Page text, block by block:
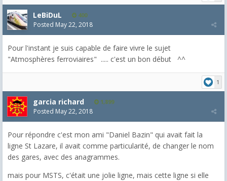
LeBiDuL 400
Posted May 22, 2018
Pour l'instant je suis capable de faire vivre le sujet
"Atmosphères ferroviaires" ..... c'est un bon début ^^
1
garcia richard 1,899
Posted May 22, 2018
Pour répondre c'est mon ami "Daniel Bazin" qui avait fait la
ligne St Lazare, il avait comme particularité, de changer le nom
des gares, avec des anagrammes.
mais pour MSTS, c'était une jolie ligne, mais cette ligne si elle